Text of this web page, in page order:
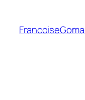
contenu